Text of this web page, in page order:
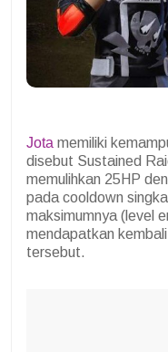
Jota memiliki
disebut Sustained
memulihkan 25HP
pada cooldown
maksimumnya (level
mendapatkan
tersebut.